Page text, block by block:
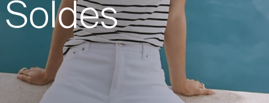
Soldes